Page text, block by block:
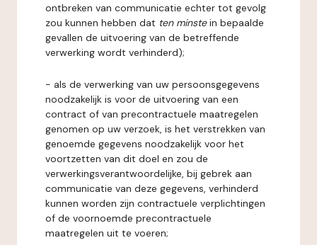
ontbreken van communicatie echter tot gevolg
zou kunnen hebben dat ten minstein bepaalde
gevallen de uitvoering van de betreffende
verwerking wordt verhinderd);
- als de verwerking van uw persoonsgegevens
noodzakelijk is voor de uitvoering van een
contract of van precontractuele maatregelen
genomen op uw verzoek, is het verstrekken van
genoemde gegevens noodzakelijk voor het
voortzetten van dit doel en zou de
verwerkingsverantwoordelijke, bij gebrek aan
communicatie van deze gegevens, verhinderd
kunnen worden zijn contractuele verplichtingen
of de voornoemde precontractuele
maatregelen uit te voeren;